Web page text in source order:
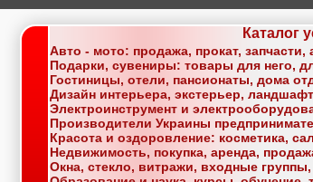
Каталог
Авто - мото: продажа, прокат, запчасти,
Подарки, сувениры: товары для него,
Гостиницы, отели, пансионаты, дома
Дизайн интерьера, экстерьер,
Электроинструмент и
Производители Украины
Красота и оздоровление: косметика,
Недвижимость, покупка, аренда,
Окна, стекло, витражи, входные